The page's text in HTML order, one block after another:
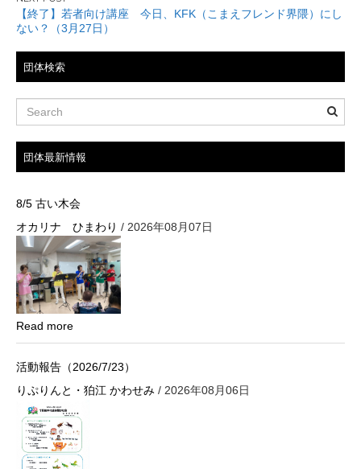
ナ
ビ
ゲ
ー
シ
ョ
ン
【終了】若者向け講座 今日、KFK（こまえフレンド界隈）にし
ない？（3月27日）
団体検索
団体最新情報
8/5 古い木会
オカリナ ひまわり / 2026年08月07日
Read more
活動報告（2026/7/23）
りぷりんと・狛江 かわせみ / 2026年08月06日